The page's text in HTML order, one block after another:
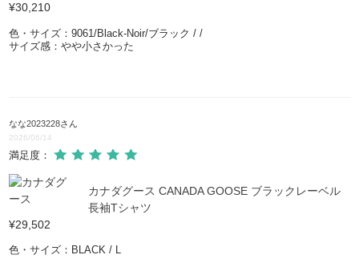
¥30,210
色・サイズ：9061/Black-Noir/ブラック / /
サイズ感：やや小さかった
なな2023228さん
2026/06/14
満足度：
カナダグース CANADA GOOSE ブラックレーベル
長袖Tシャツ
¥29,502
色・サイズ：BLACK / L